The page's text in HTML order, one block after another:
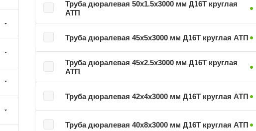
Труба дюралевая 50х1.5х3000 мм Д16Т круглая
АТП
Труба дюралевая 45х5х3000 мм Д16Т круглая АТП
Труба дюралевая 45х2.5х3000 мм Д16Т круглая
АТП
Труба дюралевая 42х4х3000 мм Д16Т круглая АТП
Труба дюралевая 40х8х3000 мм Д16Т круглая АТП